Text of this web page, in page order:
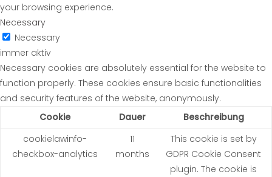
your browsing experience.
Necessary
Necessary
immer aktiv
Necessary cookies are absolutely essential for the website to
function properly. These cookies ensure basic functionalities
and security features of the website, anonymously.
Cookie
Dauer
Beschreibung
cookielawinfo-
checkbox-analytics
11
months
This cookie is set by
GDPR Cookie Consent
plugin. The cookie is